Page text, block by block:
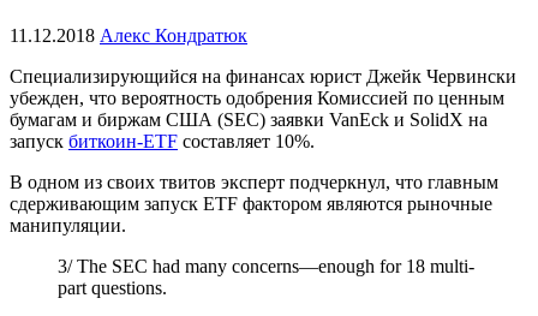
11.12.2018 Алекс Кондратюк
Специализирующийся на финансах юрист Джейк Червински
убежден, что вероятность одобрения Комиссией по ценным
бумагам и биржам США (SEC) заявки VanEck и SolidX на
запуск биткоин-ETF составляет 10%.
В одном из своих твитов эксперт подчеркнул, что главным
сдерживающим запуск ETF фактором являются рыночные
манипуляции.
3/ The SEC had many concerns—enough for 18 multi-
part questions.